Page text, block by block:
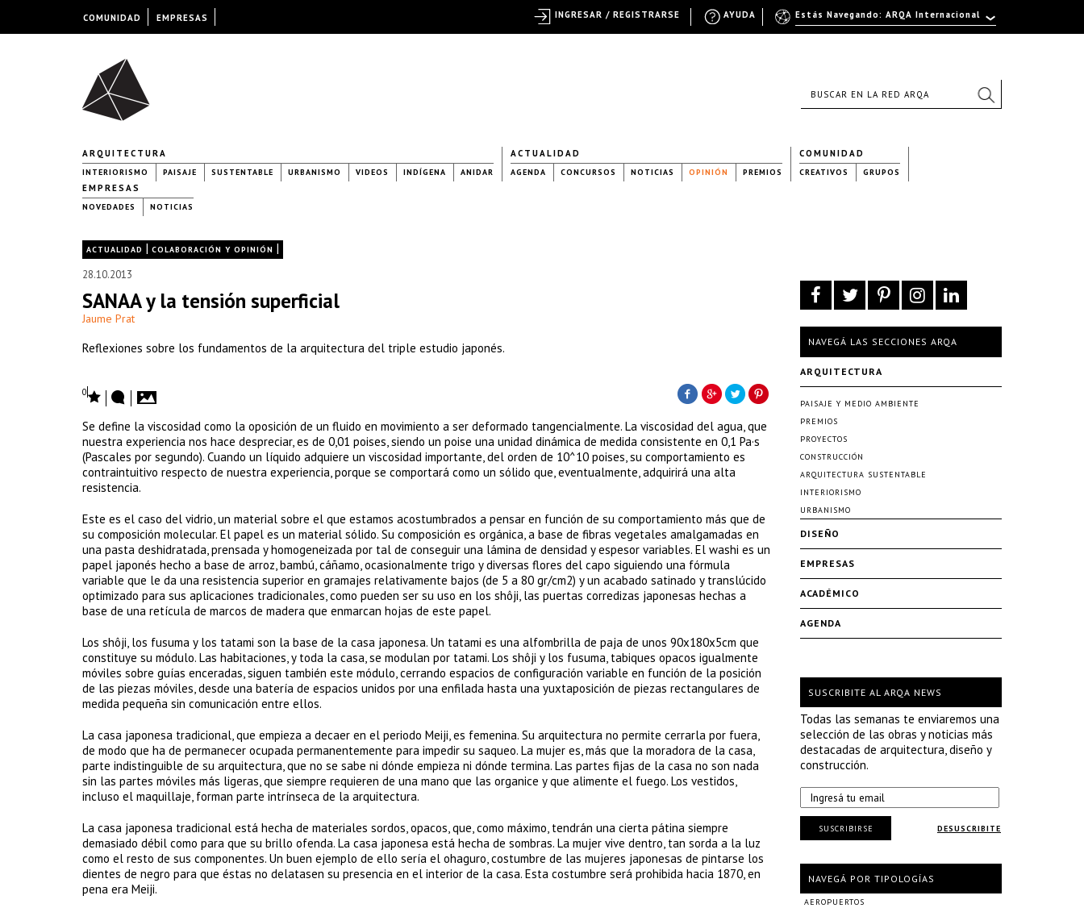
ARQUITECTURA
INTERIORISMO PAISAJE SUSTENTABLE URBANISMO VIDEOS INDÍGENA ANIDAR
ACTUALIDAD
AGENDA CONCURSOS NOTICIAS OPINIÓN PREMIOS
COMUNIDAD
CREATIVOS GRUPOS
EMPRESAS
NOVEDADES NOTICIAS
ACTUALIDAD | COLABORACIÓN Y OPINIÓN |
28.10.2013
SANAA y la tensión superficial
Jaume Prat
Reflexiones sobre los fundamentos de la arquitectura del triple estudio japonés.
0
Se define la viscosidad como la oposición de un fluido en movimiento a ser deformado tangencialmente. La viscosidad del agua, que
nuestra experiencia nos hace despreciar, es de 0,01 poises, siendo un poise una unidad dinámica de medida consistente en 0,1 Pa·s
(Pascales por segundo). Cuando un líquido adquiere un viscosidad importante, del orden de 10^10 poises, su comportamiento es
contraintuitivo respecto de nuestra experiencia, porque se comportará como un sólido que, eventualmente, adquirirá una alta
resistencia.
Este es el caso del vidrio, un material sobre el que estamos acostumbrados a pensar en función de su comportamiento más que de
su composición molecular. El papel es un material sólido. Su composición es orgánica, a base de fibras vegetales amalgamadas en
una pasta deshidratada, prensada y homogeneizada por tal de conseguir una lámina de densidad y espesor variables. El washi es un
papel japonés hecho a base de arroz, bambú, cáñamo, ocasionalmente trigo y diversas flores del capo siguiendo una fórmula
variable que le da una resistencia superior en gramajes relativamente bajos (de 5 a 80 gr/cm2) y un acabado satinado y translúcido
optimizado para sus aplicaciones tradicionales, como pueden ser su uso en los shôji, las puertas corredizas japonesas hechas a
base de una retícula de marcos de madera que enmarcan hojas de este papel.
Los shôji, los fusuma y los tatami son la base de la casa japonesa. Un tatami es una alfombrilla de paja de unos 90x180x5cm que
constituye su módulo. Las habitaciones, y toda la casa, se modulan por tatami. Los shôji y los fusuma, tabiques opacos igualmente
móviles sobre guías enceradas, siguen también este módulo, cerrando espacios de configuración variable en función de la posición
de las piezas móviles, desde una batería de espacios unidos por una enfilada hasta una yuxtaposición de piezas rectangulares de
medida pequeña sin comunicación entre ellos.
La casa japonesa tradicional, que empieza a decaer en el periodo Meiji, es femenina. Su arquitectura no permite cerrarla por fuera,
de modo que ha de permanecer ocupada permanentemente para impedir su saqueo. La mujer es, más que la moradora de la casa,
parte indistinguible de su arquitectura, que no se sabe ni dónde empieza ni dónde termina. Las partes fijas de la casa no son nada
sin las partes móviles más ligeras, que siempre requieren de una mano que las organice y que alimente el fuego. Los vestidos,
incluso el maquillaje, forman parte intrínseca de la arquitectura.
La casa japonesa tradicional está hecha de materiales sordos, opacos, que, como máximo, tendrán una cierta pátina siempre
demasiado débil como para que su brillo ofenda. La casa japonesa está hecha de sombras. La mujer vive dentro, tan sorda a la luz
como el resto de sus componentes. Un buen ejemplo de ello sería el ohaguro, costumbre de las mujeres japonesas de pintarse los
dientes de negro para que éstas no delatasen su presencia en el interior de la casa. Esta costumbre será prohibida hacia 1870, en
pena era Meiji.
NAVEGÁ LAS SECCIONES ARQA
ARQUITECTURA
PAISAJE Y MEDIO AMBIENTE
PREMIOS
PROYECTOS
CONSTRUCCIÓN
ARQUITECTURA SUSTENTABLE
INTERIORISMO
URBANISMO
DISEÑO
EMPRESAS
ACADÉMICO
AGENDA
SUSCRIBITE AL ARQA NEWS
Todas las semanas te enviaremos una
selección de las obras y noticias más
destacadas de arquitectura, diseño y
construcción.
DESUSCRIBITE
SUSCRIBIRSE
NAVEGÁ POR TIPOLOGÍAS
AEROPUERTOS
COMUNIDAD EMPRESAS Estás Navegando: ARQA Internacional
AYUDA
INGRESAR / REGISTRARSE